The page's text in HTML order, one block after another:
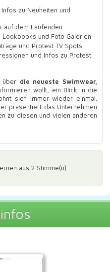
zu Neuheiten und
auf dem Laufenden
und Foto Galerien
und Protest TV Spots
und Infos zu Protest
über die neueste Swimwear,
wollt, ein Blick in die
sich immer wieder einmal.
präsentiert das Unternehmen
zu diesen und vielen anderen
aus 2 Stimme(n)